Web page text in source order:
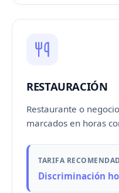
RESTAURACIÓN
Restaurante o
marcados en horas
TARIFA
Discriminación